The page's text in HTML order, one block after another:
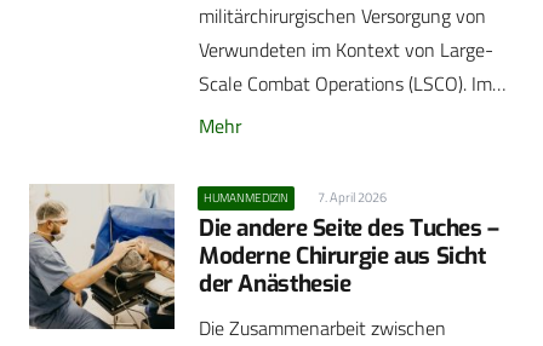
militärchirurgischen Versorgung von
Verwundeten im Kontext von Large-
Scale Combat Operations (LSCO). Im…
Mehr
HUMANMEDIZIN 7. April 2026
Die andere Seite des Tuches –
Moderne Chirurgie aus Sicht
der Anästhesie
Die Zusammenarbeit zwischen